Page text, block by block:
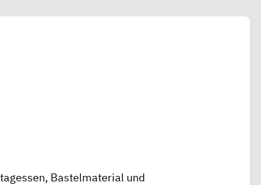
Bastelmaterial und